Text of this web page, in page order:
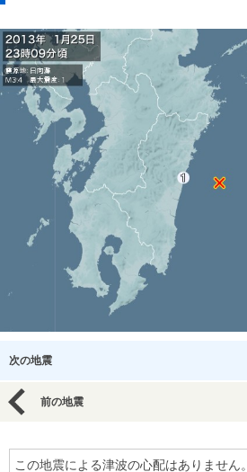
次の地震
前の地震
この地震による津波の心配はありません。